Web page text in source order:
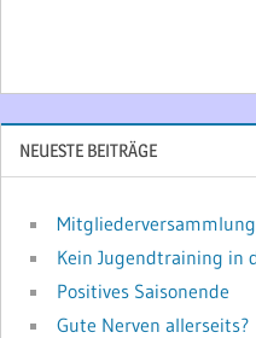
NEUESTE BEITRÄGE
Kein Jugendtraining in
Positives Saisonende
Gute Nerven allerseits?